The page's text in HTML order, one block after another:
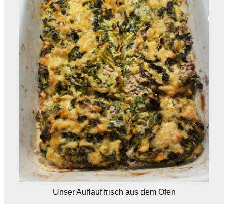
Unser Auflauf frisch aus dem Ofen